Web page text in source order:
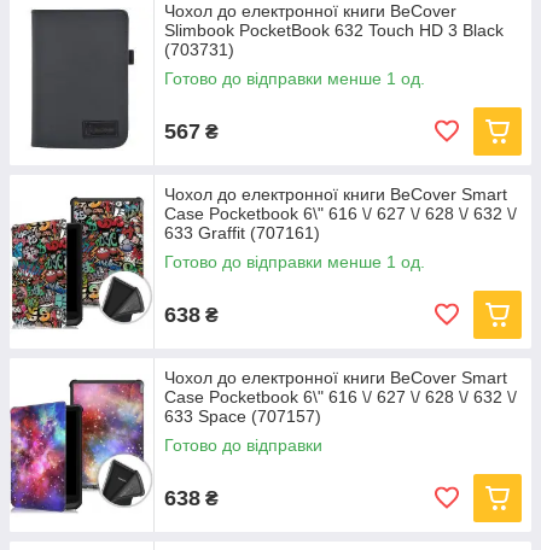
Чохол до електронної книги BeCover
Slimbook PocketBook 632 Touch HD 3 Black
(703731)
Готово до відправки менше 1 од.
567 ₴
Чохол до електронної книги BeCover Smart
Case Pocketbook 6\" 616 \/ 627 \/ 628 \/ 632 \/
633 Graffit (707161)
Готово до відправки менше 1 од.
638 ₴
Чохол до електронної книги BeCover Smart
Case Pocketbook 6\" 616 \/ 627 \/ 628 \/ 632 \/
633 Space (707157)
Готово до відправки
638 ₴